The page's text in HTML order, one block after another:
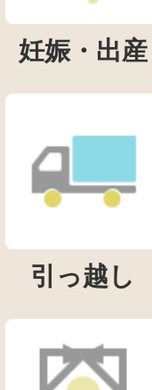
妊娠・出産
引っ越し